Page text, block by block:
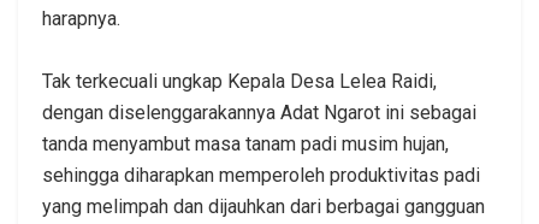
harapnya.
Tak terkecuali ungkap Kepala Desa Lelea Raidi,
dengan diselenggarakannya Adat Ngarot ini sebagai
tanda menyambut masa tanam padi musim hujan,
sehingga diharapkan memperoleh produktivitas padi
yang melimpah dan dijauhkan dari berbagai gangguan